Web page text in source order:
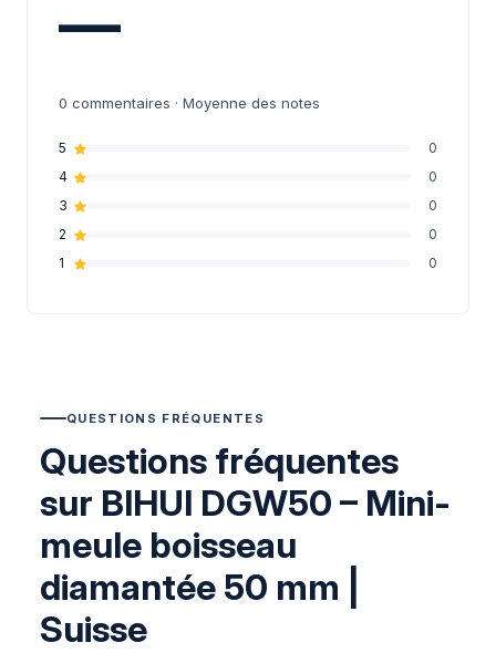
—
0 commentaires · Moyenne des notes
5
0
4
0
3
0
2
0
1
0
QUESTIONS FRÉQUENTES
Questions fréquentes
sur BIHUI DGW50 – Mini-
meule boisseau
diamantée 50 mm |
Suisse